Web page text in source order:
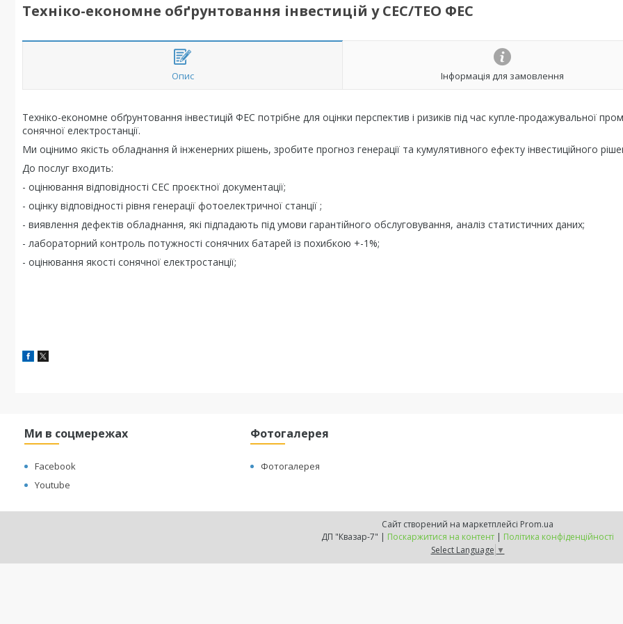
Техніко-економне обґрунтовання інвестицій у СЕС/ТЕО ФЕС
Опис Інформація для замовлення
Техніко-економне обґрунтовання інвестицій ФЕС потрібне для оцінки перспектив і ризиків під час купле-продажувальної
сонячної електростанції.
Ми оцінимо якість обладнання й інженерних рішень, зробите прогноз генерації та кумулятивного ефекту інвестиційного
До послуг входить:
- оцінювання відповідності СЕС проєктної документації;
- оцінку відповідності рівня генерації фотоелектричної станції ;
- виявлення дефектів обладнання, які підпадають під умови гарантійного обслуговування, аналіз статистичних даних;
- лабораторний контроль потужності сонячних батарей із похибкою +-1%;
- оцінювання якості сонячної електростанції;
Ми в соцмережах
Facebook
Youtube
Фотогалерея
Фотогалерея
Сайт створений на маркетплейсі Prom.ua
ДП "Квазар-7" | Поскаржитися на контент | Політика конфіденційності
Select Language ▼